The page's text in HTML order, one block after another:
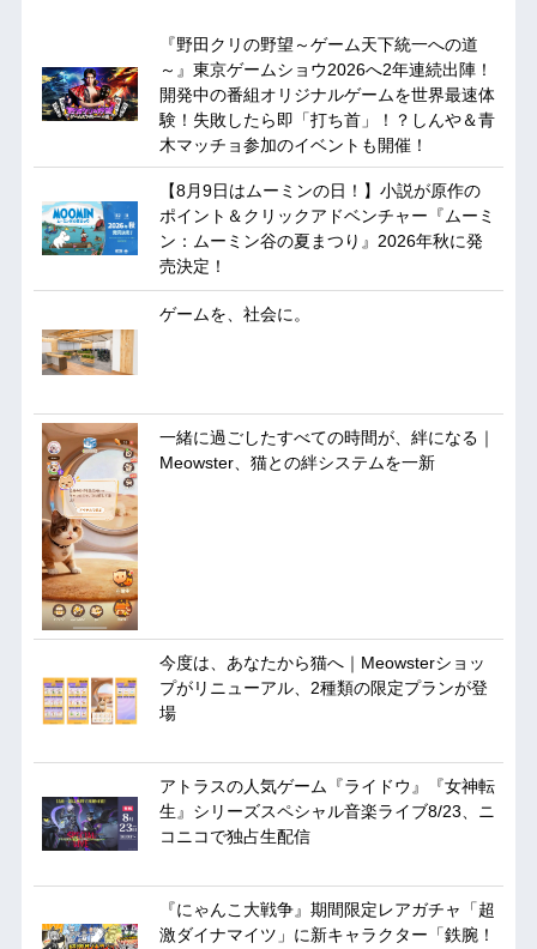
『野田クリの野望～ゲーム天下統一への道
～』東京ゲームショウ2026へ2年連続出陣！
開発中の番組オリジナルゲームを世界最速体
験！失敗したら即「打ち首」！？しんや＆青
木マッチョ参加のイベントも開催！
【8月9日はムーミンの日！】小説が原作の
ポイント＆クリックアドベンチャー『ムーミ
ン：ムーミン谷の夏まつり』2026年秋に発
売決定！
ゲームを、社会に。
一緒に過ごしたすべての時間が、絆になる｜
Meowster、猫との絆システムを一新
今度は、あなたから猫へ｜Meowsterショッ
プがリニューアル、2種類の限定プランが登
場
アトラスの人気ゲーム『ライドウ』『女神転
生』シリーズスペシャル音楽ライブ8/23、ニ
コニコで独占生配信
『にゃんこ大戦争』期間限定レアガチャ「超
激ダイナマイツ」に新キャラクター「鉄腕！